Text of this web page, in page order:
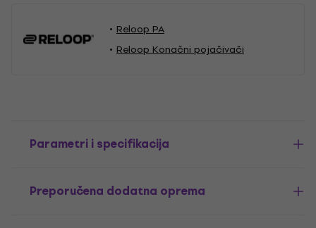
Reloop PA
Reloop Konačni pojačivači
Parametri i specifikacija
Preporučena dodatna oprema